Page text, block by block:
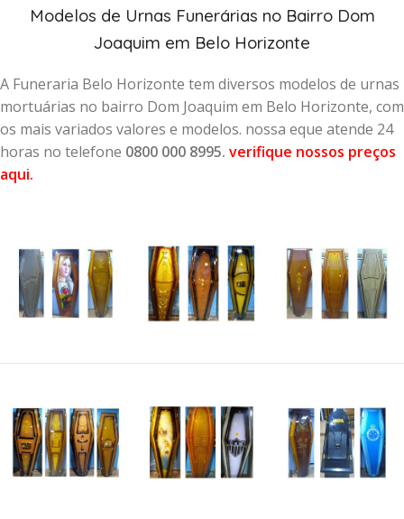
Modelos de Urnas Funerárias no Bairro Dom
Joaquim em Belo Horizonte
A Funeraria Belo Horizonte tem diversos modelos de urnas
mortuárias no bairro Dom Joaquim em Belo Horizonte, com
os mais variados valores e modelos. nossa eque atende 24
horas no telefone 0800 000 8995. verifique nossos preços
aqui.